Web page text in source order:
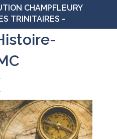
CHAMPFLEURY
TRINITAIRES -